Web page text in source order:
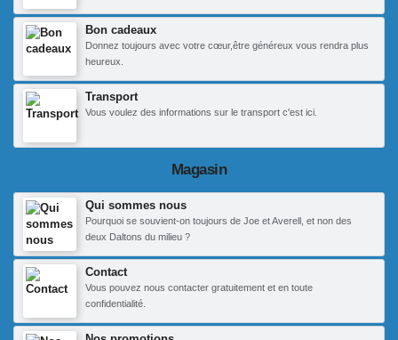
Bon cadeaux
Donnez toujours avec votre cœur,être généreux vous rendra plus
heureux.
Transport
Vous voulez des informations sur le transport c'est ici.
Magasin
Qui sommes nous
Pourquoi se souvient-on toujours de Joe et Averell, et non des
deux Daltons du milieu ?
Contact
Vous pouvez nous contacter gratuitement et en toute
confidentialité.